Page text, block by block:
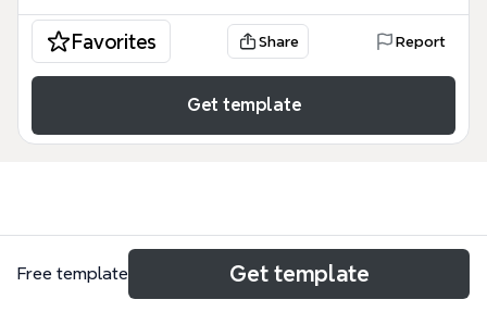
Favorites Share Report
Get template
Use cases
Root cause analysis
Free template Get template